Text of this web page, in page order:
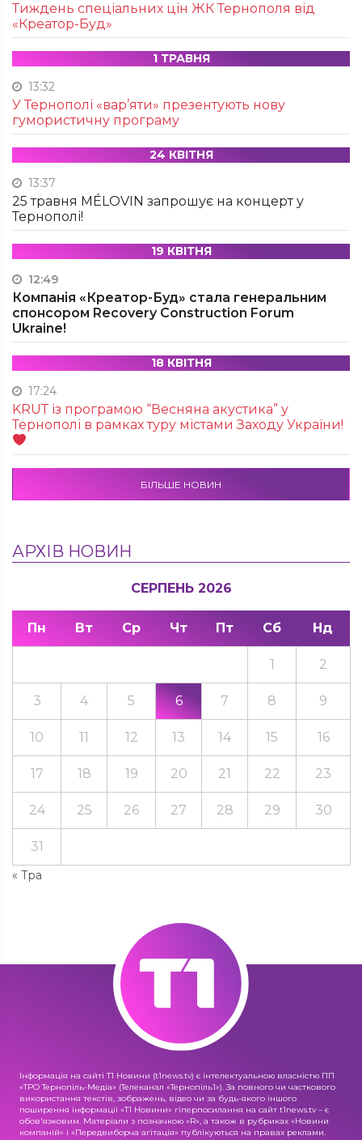
Тиждень спеціальних цін ЖК Тернополя від
«Креатор-Буд»
1 ТРАВНЯ
13:32
У Тернополі «вар’яти» презентують нову
гумористичну програму
24 КВІТНЯ
13:37
25 травня MÉLOVIN запрошує на концерт у
Тернополі!
19 КВІТНЯ
12:49
Компанія «Креатор-Буд» стала генеральним
спонсором Recovery Construction Forum
Ukraine!
18 КВІТНЯ
17:24
KRUТ із програмою “Весняна акустика” у
Тернополі в рамках туру містами Заходу України!
БІЛЬШЕ НОВИН
АРХІВ НОВИН
СЕРПЕНЬ 2026
Пн Вт Ср Чт Пт Сб Нд
« Тра
1 2
3 4 5 6 7 8 9
10 11 12 13 14 15 16
17 18 19 20 21 22 23
24 25 26 27 28 29 30
31
Інформація на сайті Т1 Новини (t1news.tv) є інтелектуальною власністю ПП
«ТРО Тернопіль-Медіа» (Телеканал «Тернопіль1»). За повного чи часткового
використання текстів, зображень, відео чи за будь-якого іншого
поширення інформації «Т1 Новини» гіперпосилання на сайт t1news.tv – є
обов'язковим. Матеріали з позначкою «R», а також в рубриках «Новини
компаній» і «Передвиборча агітація» публікуються на правах реклами.